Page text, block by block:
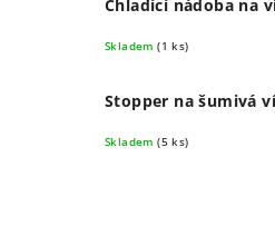
Chladící nádoba na
Skladem(1 ks)
Stopper na šumivá
Skladem(5 ks)